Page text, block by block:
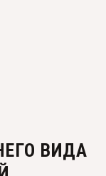
ВИДА